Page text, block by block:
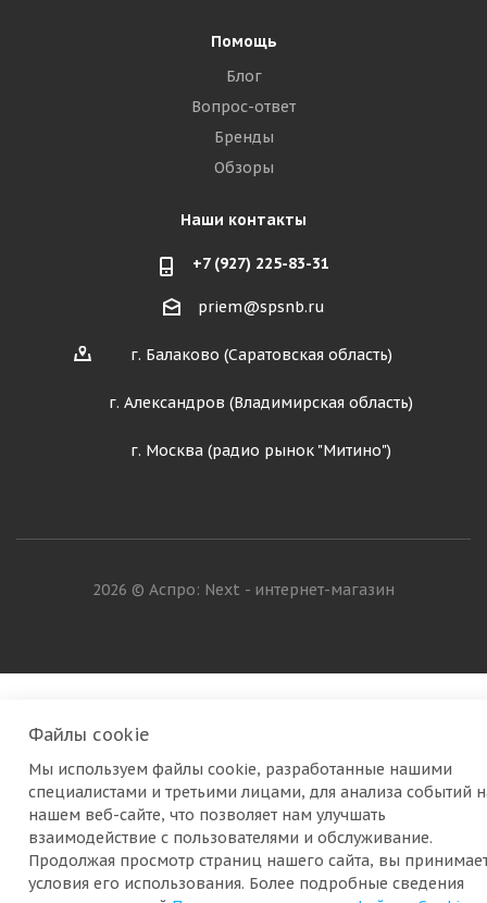
Помощь
Блог
Вопрос-ответ
Бренды
Обзоры
Наши контакты
+7 (927) 225-83-31
priem@spsnb.ru
г. Балаково (Саратовская область)
г. Александров (Владимирская область)
г. Москва (радио рынок "Митино")
2026 © Аспро: Next - интернет-магазин
Файлы cookie
Мы используем файлы cookie, разработанные нашими
специалистами и третьими лицами, для анализа событий
нашем веб-сайте, что позволяет нам улучшать
взаимодействие с пользователями и обслуживание.
Продолжая просмотр страниц нашего сайта, вы
условия его использования. Более подробные сведения